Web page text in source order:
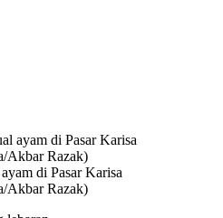
di Pasar Karisa
Akbar Razak)